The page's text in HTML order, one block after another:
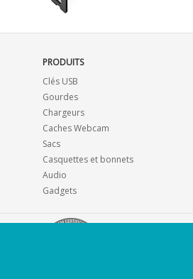
PRODUITS
Clés USB
Gourdes
Chargeurs
Caches Webcam
Sacs
Casquettes et bonnets
Audio
Gadgets